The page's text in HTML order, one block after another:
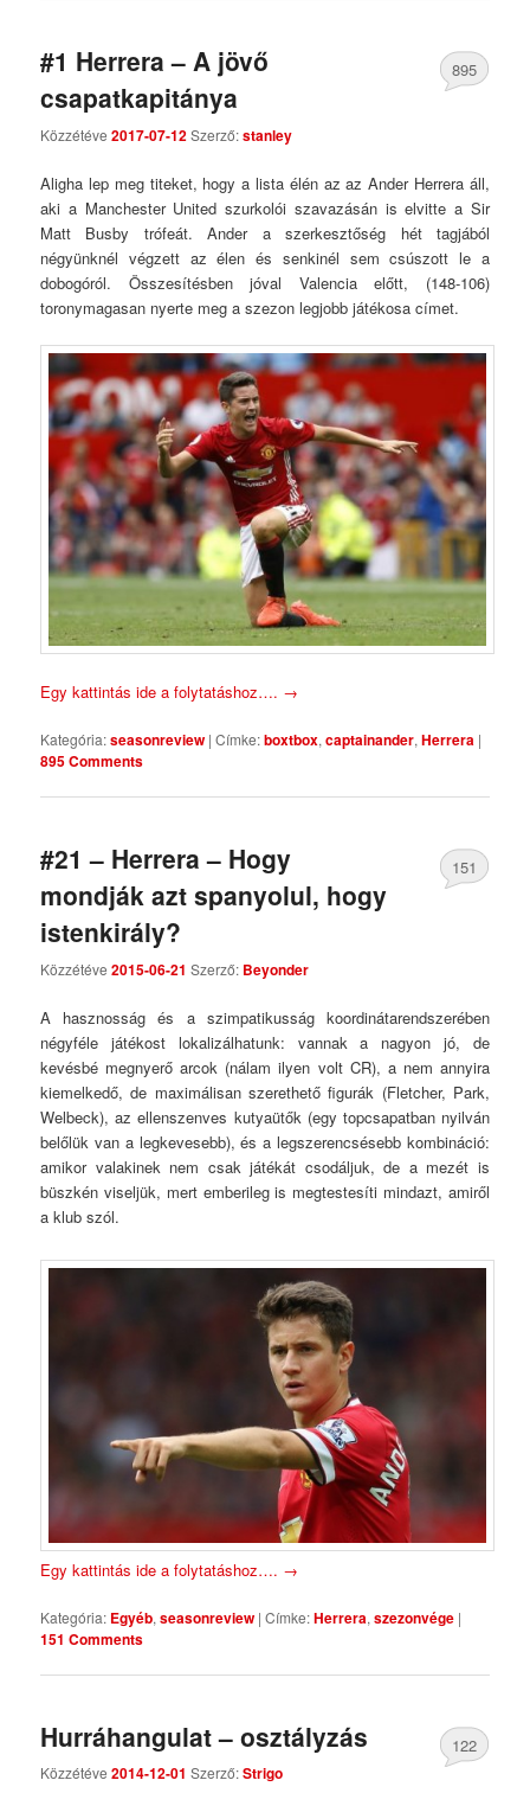
#1 Herrera – A jövő
csapatkapitánya
Közzétéve2017-07-12Szerző:stanley
895
Aligha lep meg titeket, hogy a lista élén az az Ander Herrera áll,
aki a Manchester United szurkolói szavazásán is elvitte a Sir
Matt Busby trófeát. Ander a szerkesztőség hét tagjából
négyünknél végzett az élen és senkinél sem csúszott le a
dobogóról. Összesítésben jóval Valencia előtt, (148-106)
toronymagasan nyerte meg a szezon legjobb játékosa címet.
Egy kattintás ide a folytatáshoz…. →
Kategória:seasonreview |Címke:boxtbox,captainander,Herrera |
895 Comments
#21 – Herrera – Hogy
mondják azt spanyolul, hogy
istenkirály?
Közzétéve2015-06-21 Szerző: Beyonder
151
A hasznosság és a szimpatikusság koordinátarendszerében
négyféle játékost lokalizálhatunk: vannak a nagyon jó, de
kevésbé megnyerő arcok (nálam ilyen volt CR), a nem annyira
kiemelkedő, de maximálisan szerethető figurák (Fletcher, Park,
Welbeck), az ellenszenves kutyaütők (egy topcsapatban nyilván
belőlük van a legkevesebb), és a legszerencsésebb kombináció:
amikor valakinek nem csak játékát csodáljuk, de a mezét is
büszkén viseljük, mert emberileg is megtestesíti mindazt, amiről
a klub szól.
Egy kattintás ide a folytatáshoz…. →
Kategória: Egyéb,seasonreview |Címke:Herrera,szezonvége |
151 Comments
Hurráhangulat – osztályzás
Közzétéve2014-12-01 Szerző:Strigo
122